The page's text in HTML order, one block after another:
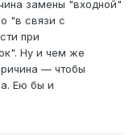
замены "входной"
"в связи с
при
Ну и чем же
— чтобы
Ею бы и